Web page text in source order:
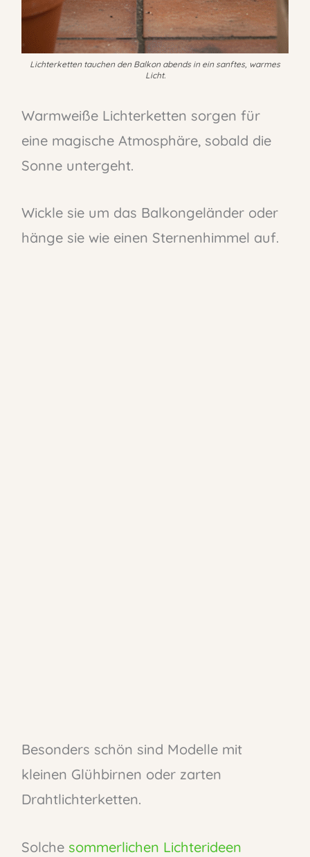
Lichterketten tauchen den Balkon abends in ein sanftes, warmes
Licht.
Warmweiße Lichterketten sorgen für
eine magische Atmosphäre, sobald die
Sonne untergeht.
Wickle sie um das Balkongeländer oder
hänge sie wie einen Sternenhimmel auf.
Besonders schön sind Modelle mit
kleinen Glühbirnen oder zarten
Drahtlichterketten.
Solche sommerlichen Lichterideen